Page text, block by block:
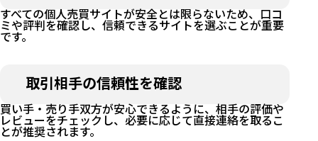
すべての個人売買サイトが安全とは限らないため、口コ
ミや評判を確認し、信頼できるサイトを選ぶことが重要
です。
取引相手の信頼性を確認
買い手・売り手双方が安心できるように、相手の評価や
レビューをチェックし、必要に応じて直接連絡を取るこ
とが推奨されます。